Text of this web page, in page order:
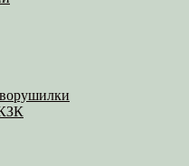
ворушилки